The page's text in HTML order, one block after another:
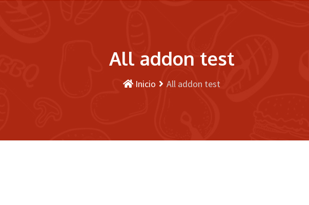
All addon test
Inicio All addon test